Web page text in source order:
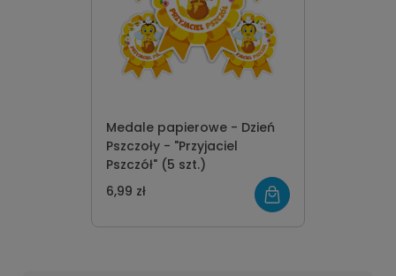
Medale papierowe - Dzień
Pszczoły - "Przyjaciel
Pszczół" (5 szt.)
6,99 zł